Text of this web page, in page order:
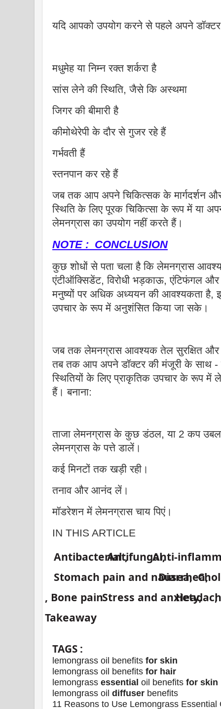
यदि आपको उपयोग करने से पहले अपने डॉक्टर
मधुमेह या निम्न रक्त शर्करा है
सांस लेने की स्थिति, जैसे कि अस्थमा
जिगर की बीमारी है
कीमोथेरेपी के दौर से गुजर रहे हैं
गर्भवती हैं
स्तनपान कर रहे हैं
जब तक आप अपने चिकित्सक के मार्गदर्शन और
स्थिति के लिए पूरक चिकित्सा के रूप में या
लेमनग्रास का उपयोग नहीं करते हैं।
NOTE : CONCLUSION
कुछ शोधों से पता चला है कि लेमनग्रास
एंटीऑक्सिडेंट, विरोधी भड़काऊ, एंटिफंगल
मनुष्यों पर अधिक अध्ययन की आवश्यकता है,
उपचार के रूप में अनुशंसित किया जा सके।
जब तक लेमनग्रास आवश्यक तेल सुरक्षित और
तब तक आप अपने डॉक्टर की मंजूरी के साथ
स्थितियों के लिए प्राकृतिक उपचार के रूप में
हैं। बनाना:
ताजा लेमनग्रास के कुछ डंठल, या 2 कप
लेमनग्रास के पत्ते डालें।
कई मिनटों तक खड़ी रही।
तनाव और आनंद लें।
मॉडरेशन में लेमनग्रास चाय पिएं।
IN THIS ARTICLE
Antibacterial ,Antifungal,Anti-
Stomach pain and nausea,
Diarrhea,
, Bone painStress and anxiety,
,
Takeaway
TAGS :
lemongrass oil benefits for skin
lemongrass oil benefits for hair
lemongrass essential oil benefits for skin
lemongrass oil diffuser benefits
11 Reasons to Use Lemongrass Essential